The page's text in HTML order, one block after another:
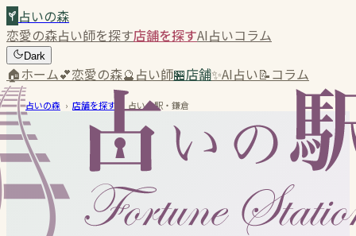
占いの森
恋愛の森占い師を探す店舗を探すAI占いコラム
Dark
🏠ホーム💕恋愛の森🔮占い師🏪店舗✨AI占い📝コラム
占いの森 › 店舗を探す 占いの駅・鎌倉